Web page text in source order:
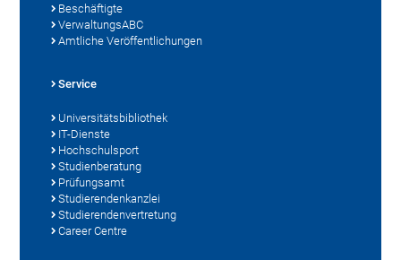
Beschäftigte
VerwaltungsABC
Amtliche Veröffentlichungen
Service
Universitätsbibliothek
IT-Dienste
Hochschulsport
Studienberatung
Prüfungsamt
Studierendenkanzlei
Studierendenvertretung
Career Centre